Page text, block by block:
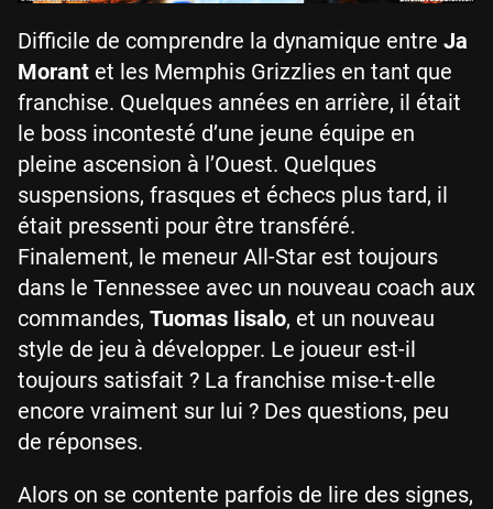
Difficile de comprendre la dynamique entre Ja
Morant et les Memphis Grizzlies en tant que
franchise. Quelques années en arrière, il était
le boss incontesté d’une jeune équipe en
pleine ascension à l’Ouest. Quelques
suspensions, frasques et échecs plus tard, il
était pressenti pour être transféré.
Finalement, le meneur All-Star est toujours
dans le Tennessee avec un nouveau coach aux
commandes, Tuomas Iisalo, et un nouveau
style de jeu à développer. Le joueur est-il
toujours satisfait ? La franchise mise-t-elle
encore vraiment sur lui ? Des questions, peu
de réponses.
Alors on se contente parfois de lire des signes,